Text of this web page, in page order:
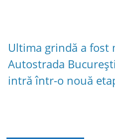
Ultima grindă a fost
Autostrada
intră într-o nouă